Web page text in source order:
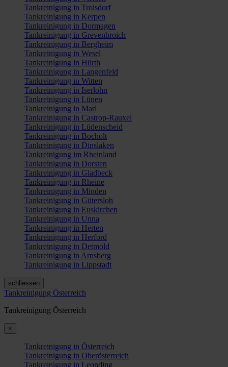
Tankreinigung in Troisdorf
Tankreinigung in Kerpen
Tankreinigung in Dormagen
Tankreinigung in Grevenbroich
Tankreinigung in Bergheim
Tankreinigung in Wesel
Tankreinigung in Hürth
Tankreinigung in Langenfeld
Tankreinigung in Witten
Tankreinigung in Iserlohn
Tankreinigung in Lünen
Tankreinigung in Marl
Tankreinigung in Castrop-Rauxel
Tankreinigung in Lüdenscheid
Tankreinigung in Bocholt
Tankreinigung in Dinslaken
Tankreinigung im Rheinland
Tankreinigung in Dorsten
Tankreinigung in Gladbeck
Tankreinigung in Rheine
Tankreinigung in Minden
Tankreinigung in Gütersloh
Tankreinigung in Euskirchen
Tankreinigung in Unna
Tankreinigung in Herten
Tankreinigung in Herford
Tankreinigung in Detmold
Tankreinigung in Arnsberg
Tankreinigung in Lippstadt
schliessen
Tankreinigung Österreich
Tankreinigung Österreich
×
Tankreinigung in Österreich
Tankreinigung in Oberösterreich
Tankreinigung in Leonding